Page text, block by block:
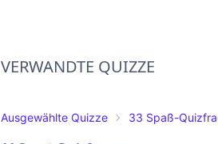
VERWANDTE QUIZZE
Ausgewählte Quizze 33 Spaß-